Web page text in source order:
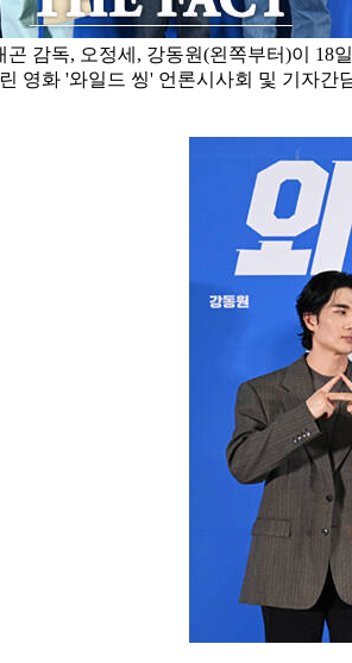
감독, 오정세, 강동원(왼쪽부터)이 18
영화 '와일드 씽' 언론시사회 및 기자간